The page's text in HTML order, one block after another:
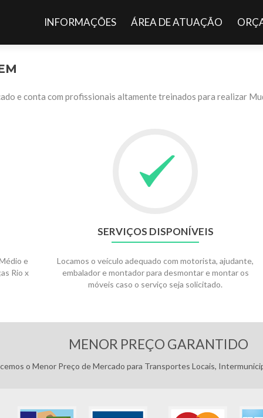
INFORMAÇÕES ÁREA DE ATUAÇÃO
e conta com profissionais altamente treinados para realizar
e
Rio x
SERVIÇOS DISPONÍVEIS
Locamos o veículo adequado com motorista, ajudante,
embalador e montador para desmontar e montar os
móveis caso o serviço seja solicitado.
MENOR PREÇO GARANTIDO
o Menor Preço de Mercado para Transportes Locais,